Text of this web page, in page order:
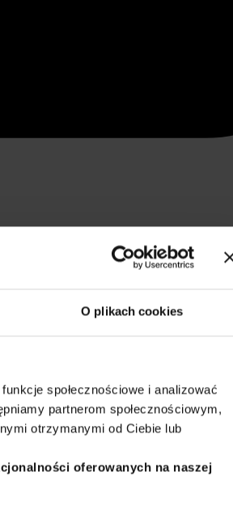
O plikach cookies
społecznościowe i analizować
partnerom społecznościowym,
otrzymanymi od Ciebie lub
oferowanych na naszej